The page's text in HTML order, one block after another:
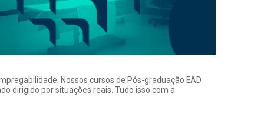
Nossos cursos de Pós-graduação EAD
dirigido por situações reais. Tudo isso com a